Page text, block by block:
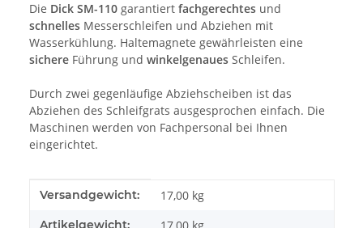
Die Dick SM-110 garantiert fachgerechtes und
schnelles Messerschleifen und Abziehen mit
Wasserkühlung. Haltemagnete gewährleisten eine
sichere Führung und winkelgenaues Schleifen.
Durch zwei gegenläufige Abziehscheiben ist das
Abziehen des Schleifgrats ausgesprochen einfach. Die
Maschinen werden von Fachpersonal bei Ihnen
eingerichtet.
Produkteigenschaft
Wert
Versandgewicht: 17,00 kg
Artikelgewicht: